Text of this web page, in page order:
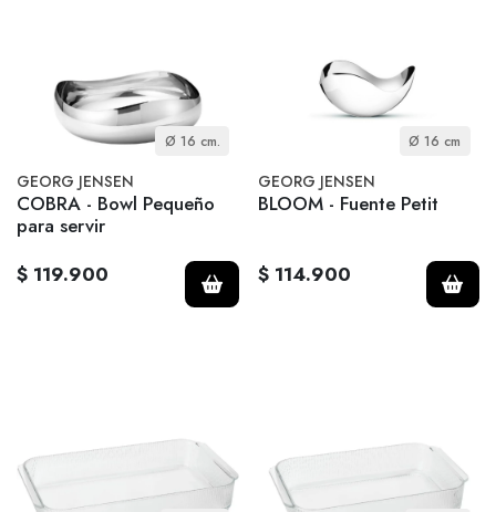
Ø 16 cm.
GEORG JENSEN
COBRA - Bowl Pequeño
para servir
$ 119.900
Ø 16 cm
GEORG JENSEN
BLOOM - Fuente Petit
$ 114.900